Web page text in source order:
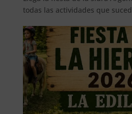
todas las actividades que